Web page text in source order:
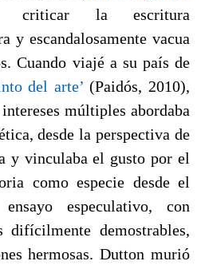
la escritura
y escandalosamente vacua
Cuando viajé a su país de
del arte’(Paidós, 2010),
múltiples abordaba
desde la perspectiva de
y vinculaba el gusto por el
como especie desde el
especulativo, con
difícilmente demostrables,
hermosas. Dutton murió